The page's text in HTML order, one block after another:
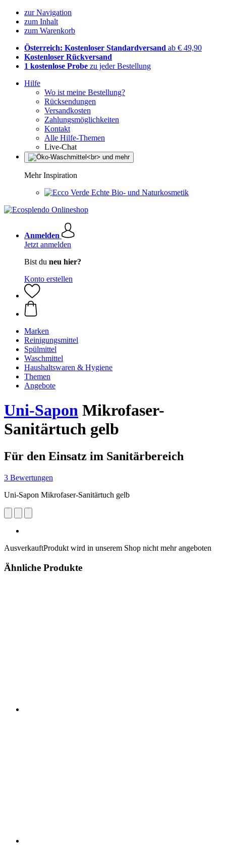
zur Navigation
zum Inhalt
zum Warenkorb
Österreich: Kostenloser Standardversand ab € 49,90
Kostenloser Rückversand
1 kostenlose Probe zu jeder Bestellung
Hilfe
Wo ist meine Bestellung?
Rücksendungen
Versandkosten
Zahlungsmöglichkeiten
Kontakt
Alle Hilfe-Themen
Live-Chat
Mehr Inspiration
Echte Bio- und Naturkosmetik
Anmelden
Jetzt anmelden
Bist du neu hier?
Konto erstellen
Marken
Reinigungsmittel
Spülmittel
Waschmittel
Haushaltswaren & Hygiene
Themen
Angebote
Uni-Sapon Mikrofaser-
Sanitärtuch gelb
Für den Einsatz im Sanitärbereich
3 Bewertungen
Uni-Sapon Mikrofaser-Sanitärtuch gelb
AusverkauftProdukt wird in unserem Shop nicht mehr angeboten
Ähnliche Produkte